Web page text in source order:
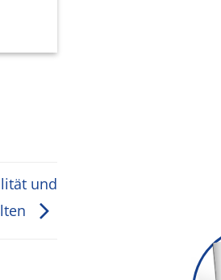
und